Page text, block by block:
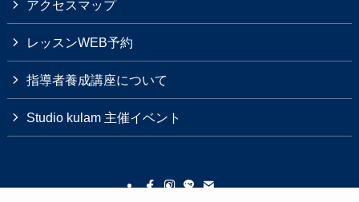
アクセスマップ
レッスンWEB予約
指導者養成講座について
Studio kulam 主催イベント